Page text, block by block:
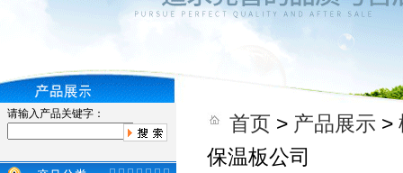
请输入产品关键字： 首页 > 产品展示 >
保温板公司